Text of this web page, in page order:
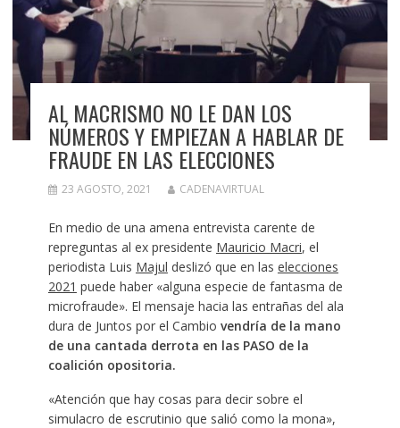
AL MACRISMO NO LE DAN LOS
NÚMEROS Y EMPIEZAN A HABLAR DE
FRAUDE EN LAS ELECCIONES
23 AGOSTO, 2021 CADENAVIRTUAL
En medio de una amena entrevista carente de
repreguntas al ex presidente Mauricio Macri, el
periodista Luis Majul deslizó que en las elecciones
2021 puede haber «alguna especie de fantasma de
microfraude». El mensaje hacia las entrañas del ala
dura de Juntos por el Cambio vendría de la mano
de una cantada derrota en las PASO de la
coalición opositoria.
«Atención que hay cosas para decir sobre el
simulacro de escrutinio que salió como la mona»,